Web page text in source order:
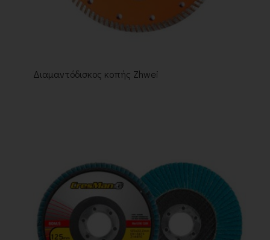
Διαμαντόδισκος κοπής Zhwei